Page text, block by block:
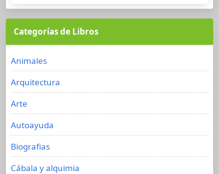
Categorías de Libros
Animales
Arquitectura
Arte
Autoayuda
Biografias
Cábala y alquimia